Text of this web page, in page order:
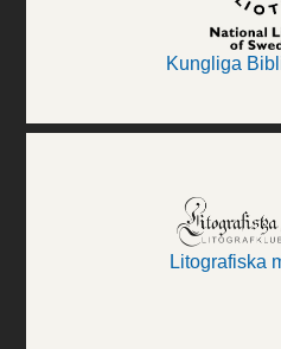
Kungliga
Litografiska